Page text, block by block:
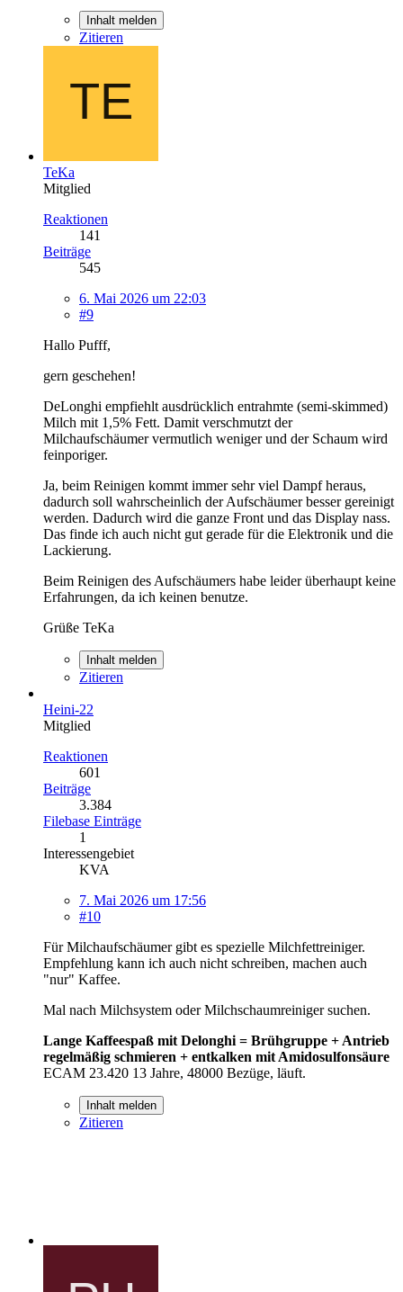
Inhalt melden
Zitieren
TeKa
Mitglied
Reaktionen
141
Beiträge
545
6. Mai 2026 um 22:03
#9
Hallo Pufff,
gern geschehen!
DeLonghi empfiehlt ausdrücklich entrahmte (semi-skimmed)
Milch mit 1,5% Fett. Damit verschmutzt der
Milchaufschäumer vermutlich weniger und der Schaum wird
feinporiger.
Ja, beim Reinigen kommt immer sehr viel Dampf heraus,
dadurch soll wahrscheinlich der Aufschäumer besser gereinigt
werden. Dadurch wird die ganze Front und das Display nass.
Das finde ich auch nicht gut gerade für die Elektronik und die
Lackierung.
Beim Reinigen des Aufschäumers habe leider überhaupt keine
Erfahrungen, da ich keinen benutze.
Grüße TeKa
Inhalt melden
Zitieren
Heini-22
Mitglied
Reaktionen
601
Beiträge
3.384
Filebase Einträge
1
Interessengebiet
KVA
7. Mai 2026 um 17:56
#10
Für Milchaufschäumer gibt es spezielle Milchfettreiniger.
Empfehlung kann ich auch nicht schreiben, machen auch
"nur" Kaffee.
Mal nach Milchsystem oder Milchschaumreiniger suchen.
Lange Kaffeespaß mit Delonghi = Brühgruppe + Antrieb
regelmäßig schmieren + entkalken mit Amidosulfonsäure
ECAM 23.420 13 Jahre, 48000 Bezüge, läuft.
Inhalt melden
Zitieren